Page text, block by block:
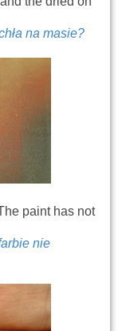
na masie?
paint has not
nie